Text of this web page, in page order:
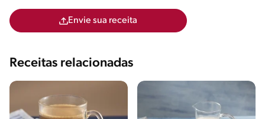
Envie sua receita
Receitas relacionadas